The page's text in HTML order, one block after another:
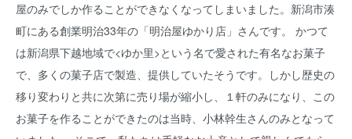
屋のみでしか作ることができなくなってしまいました。新潟市湊
町にある創業明治33年の「明治屋ゆかり店」さんです。 かつて
は新潟県下越地域で<ゆか里>という名で愛された有名なお菓子
で、多くの菓子店で製造、提供していたそうです。しかし歴史の
移り変わりと共に次第に売り場が縮小し、１軒のみになり、この
お菓子を作ることができたのは当時、小林幹生さんのみとなって